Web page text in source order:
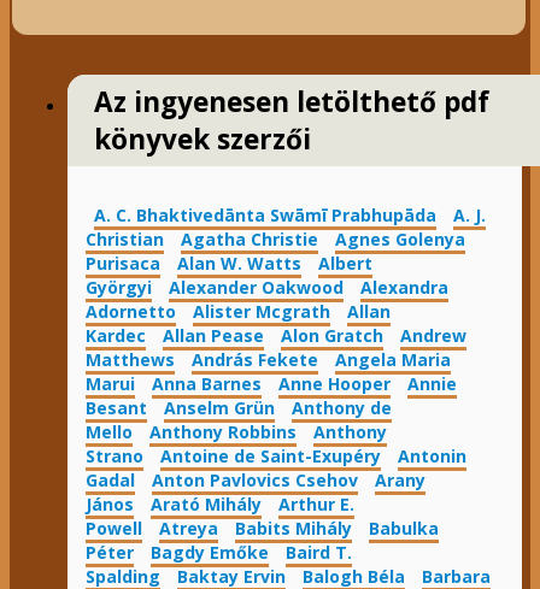
Az ingyenesen letölthető pdf
könyvek szerzői
A. C. Bhaktivedānta Swāmī Prabhupāda
A. J.
Christian
Agatha Christie
Agnes Golenya
Purisaca
Alan W. Watts
Albert
Györgyi
Alexander Oakwood
Alexandra
Adornetto
Alister Mcgrath
Allan
Kardec
Allan Pease Alon Gratch
Andrew
Matthews
András Fekete
Angela Maria
Marui
Anna Barnes Anne Hooper
Annie
Besant
Anselm Grün
Anthony de
Mello
Anthony Robbins
Anthony
Strano
Antoine de Saint-Exupéry
Antonin
Gadal
Anton Pavlovics Csehov
Arany
János
Arató Mihály
Arthur E.
Powell
Atreya Babits Mihály
Babulka
Péter
Bagdy Emőke
Baird T.
Spalding
Baktay Ervin Balogh Béla
Barbara